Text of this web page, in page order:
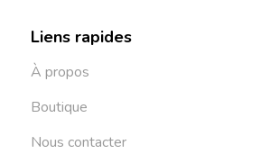
Liens rapides
À propos
Boutique
Nous contacter